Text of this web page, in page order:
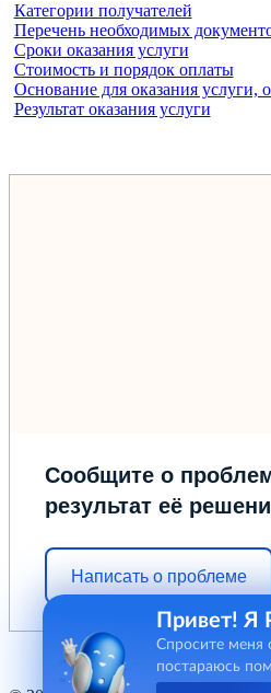
Категории получателей
Перечень необходимых
Сроки оказания услуги
Стоимость и порядок оплаты
Основание для оказания услуги,
Результат оказания услуги
Сообщите о
результат её
Написать о проблеме
Привет! Я
Спросите меня
постараюсь